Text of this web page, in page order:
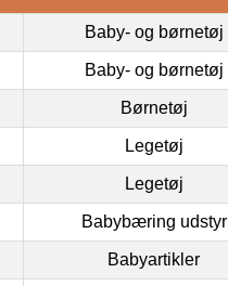
Baby- og børnetøj
Baby- og børnetøj
Børnetøj
Legetøj
Legetøj
Babybæring udstyr
Babyartikler